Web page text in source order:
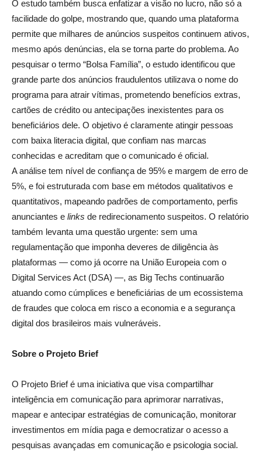
O estudo também busca enfatizar a visão no lucro, não só a
facilidade do golpe, mostrando que, quando uma plataforma
permite que milhares de anúncios suspeitos continuem ativos,
mesmo após denúncias, ela se torna parte do problema. Ao
pesquisar o termo “Bolsa Família”, o estudo identificou que
grande parte dos anúncios fraudulentos utilizava o nome do
programa para atrair vítimas, prometendo benefícios extras,
cartões de crédito ou antecipações inexistentes para os
beneficiários dele. O objetivo é claramente atingir pessoas
com baixa literacia digital, que confiam nas marcas
conhecidas e acreditam que o comunicado é oficial.
A análise tem nível de confiança de 95% e margem de erro de
5%, e foi estruturada com base em métodos qualitativos e
quantitativos, mapeando padrões de comportamento, perfis
anunciantes e links de redirecionamento suspeitos. O relatório
também levanta uma questão urgente: sem uma
regulamentação que imponha deveres de diligência às
plataformas — como já ocorre na União Europeia com o
Digital Services Act (DSA) —, as Big Techs continuarão
atuando como cúmplices e beneficiárias de um ecossistema
de fraudes que coloca em risco a economia e a segurança
digital dos brasileiros mais vulneráveis.
Sobre o Projeto Brief
O Projeto Brief é uma iniciativa que visa compartilhar
inteligência em comunicação para aprimorar narrativas,
mapear e antecipar estratégias de comunicação, monitorar
investimentos em mídia paga e democratizar o acesso a
pesquisas avançadas em comunicação e psicologia social.